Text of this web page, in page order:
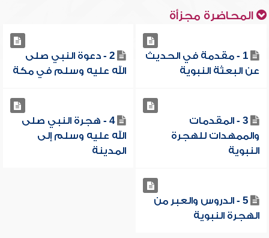
المحاضرة مجزأة
1 - مقدمة في الحديث
عن البعثة النبوية
2 - دعوة النبي صلى
الله عليه وسلم في مكة
3 - المقدمات
والممهدات للهجرة
النبوية
4 - هجرة النبي صلى
الله عليه وسلم إلى
المدينة
5 - الدروس والعبر من
الهجرة النبوية